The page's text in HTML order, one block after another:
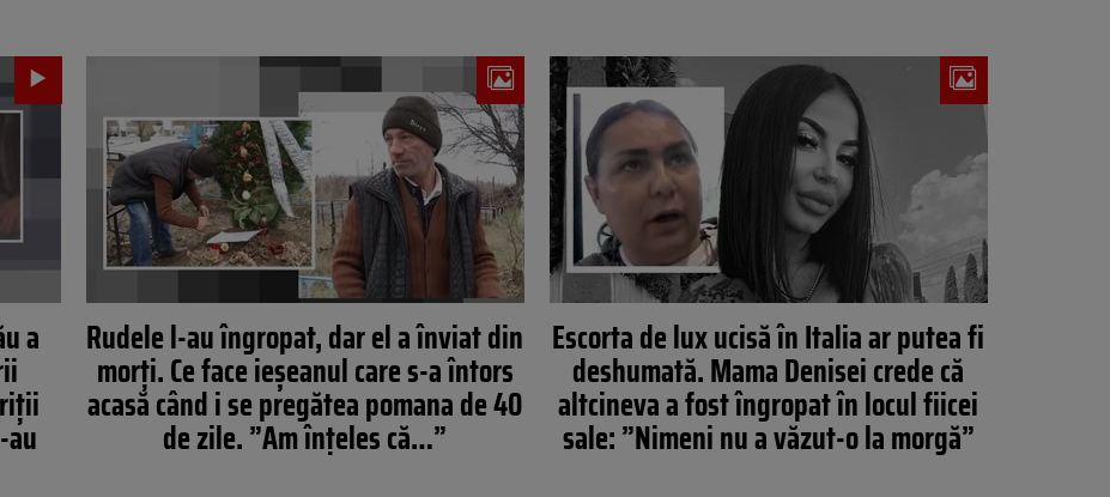
a Rudele l-au îngropat, dar el a înviat din
morți. Ce face ieșeanul care s-a întors
acasă când i se pregătea pomana de 40
de zile. ”Am înțeles că…”
Escorta de lux ucisă în Italia ar putea fi
deshumată. Mama Denisei crede că
altcineva a fost îngropat în locul fiicei
sale: ”Nimeni nu a văzut-o la morgă”